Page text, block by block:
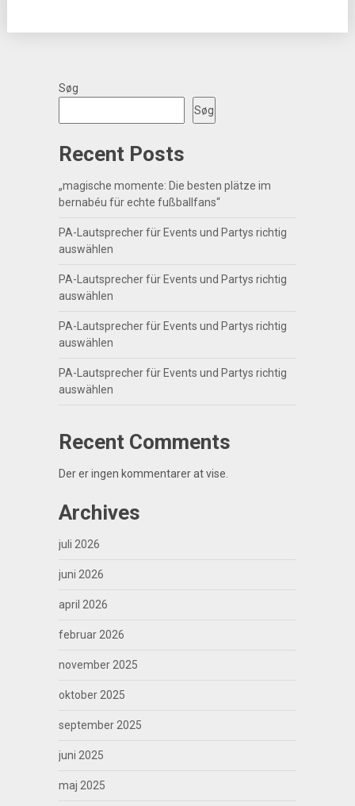
Søg
Søg
Recent Posts
„magische momente: Die besten plätze im
bernabéu für echte fußballfans“
PA-Lautsprecher für Events und Partys richtig
auswählen
PA-Lautsprecher für Events und Partys richtig
auswählen
PA-Lautsprecher für Events und Partys richtig
auswählen
PA-Lautsprecher für Events und Partys richtig
auswählen
Recent Comments
Der er ingen kommentarer at vise.
Archives
juli 2026
juni 2026
april 2026
februar 2026
november 2025
oktober 2025
september 2025
juni 2025
maj 2025